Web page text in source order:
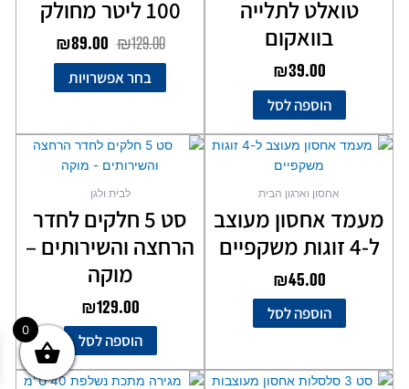
טואלט לתלייה
בוואקום
₪39.00
הוספה לסל
100 ליטר מחולק
₪129.00
₪89.00
בחר אפשרויות
אחסון וארגון הבית
מעמד אחסון מעוצב
ל-4 זוגות משקפיים
₪45.00
הוספה לסל
לבית ולגן
סט 5 חלקים לחדר
הרחצה והשירותים –
מוקה
₪129.00
הוספה לסל
0